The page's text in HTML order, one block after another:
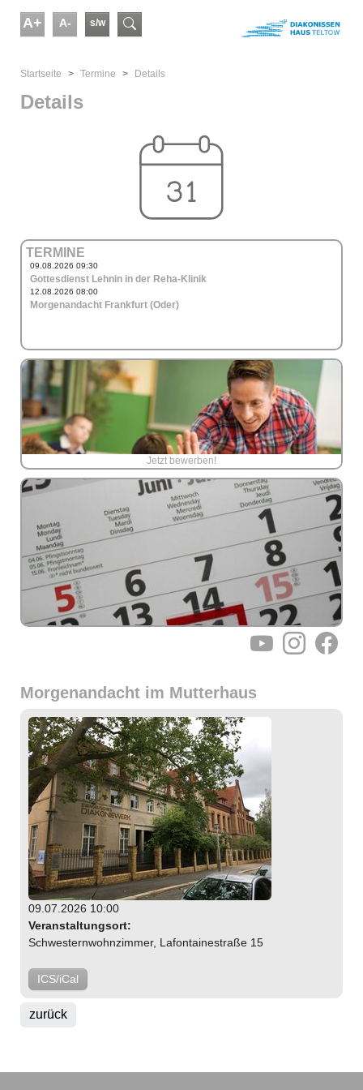
A+ A- s/w Suchformular
Startseite
Termine Details
Details
TERMINE
09.08.2026 09:30
Gottesdienst Lehnin in der Reha-Klinik
12.08.2026 08:00
Morgenandacht Frankfurt (Oder)
Jetzt bewerben!
YouTubeInstagram
Morgenandacht im Mutterhaus
09.07.2026 10:00
Veranstaltungsort:
Schwesternwohnzimmer, Lafontainestraße 15
ICS/iCal
zurück